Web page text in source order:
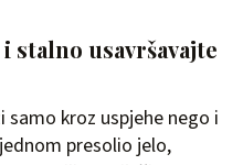
stalno usavršavajte
samo kroz uspjehe nego i
presolio jelo,